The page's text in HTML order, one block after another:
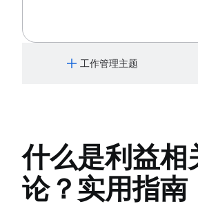
AWS 图
UML 图
实体关系图
为您的团队构建真正的单一
文档存储和跟踪
概述
企业社交网络
概念图绘制
业务流程再造
泳道图
流程图
AWS 图
UML 图
SIPOC 图
工作分解结构
人工智能任务管理
PERT 图表
风险管理
库实用功能
借助 Confluence 数
理
项目监控
仪表板报告
项目收尾
全面质量管理
知识共享文化
文档
流程文档
为您的团队构建真正
(SSoT)
文档存储和跟踪
工作管理主题
人工智能项目管理
项目管理阶段
项目生命周期
原则
项目协作
概述
协作文化
什么是利益相
论？实用指南